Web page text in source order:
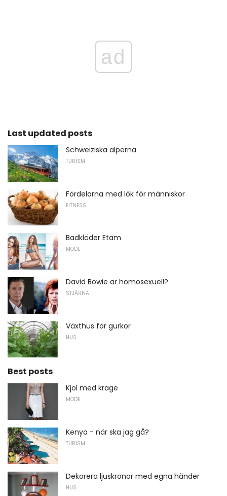
ad
Last updated posts
Schweiziska alperna
TURISM
Fördelarna med lök för människor
FITNESS
Badkläder Etam
MODE
David Bowie är homosexuell?
STJÄRNA
Växthus för gurkor
HUS
Best posts
Kjol med krage
MODE
Kenya - när ska jag gå?
TURISM
Dekorera ljuskronor med egna händer
HUS